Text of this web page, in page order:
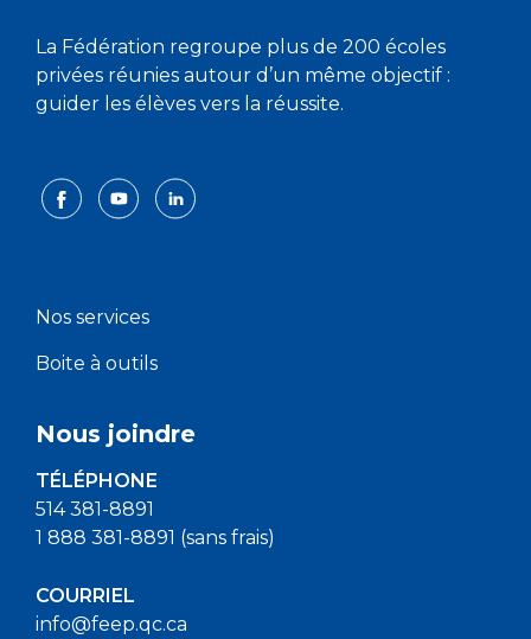
La Fédération regroupe plus de 200 écoles
privées réunies autour d’un même objectif :
guider les élèves vers la réussite.
Nos services
Boite à outils
Nous joindre
TÉLÉPHONE
514 381-8891
1 888 381-8891 (sans frais)
COURRIEL
info@feep.qc.ca